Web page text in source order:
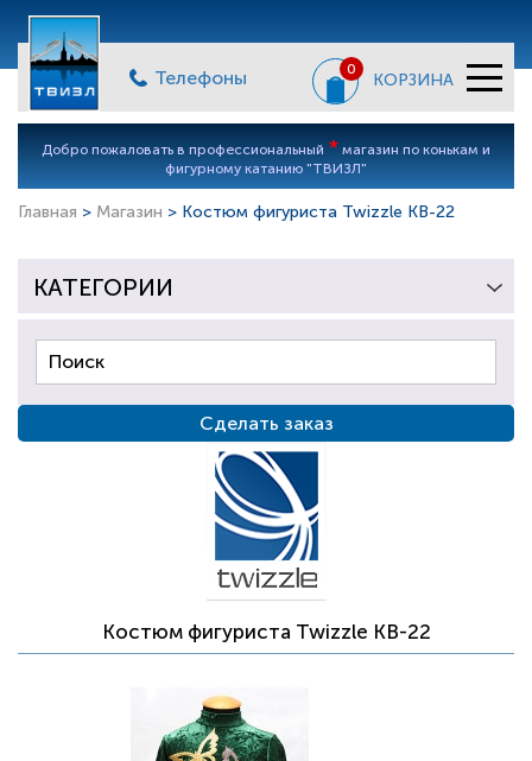
Телефоны 0
КОРЗИНА
Добро пожаловать в профессиональный * магазин по конькам и
фигурному катанию "ТВИЗЛ"
Главная > Магазин > Костюм фигуриста Twizzle KB-22
Костюм фигуриста Twizzle KB-22
КАТЕГОРИИ
Сделать заказ